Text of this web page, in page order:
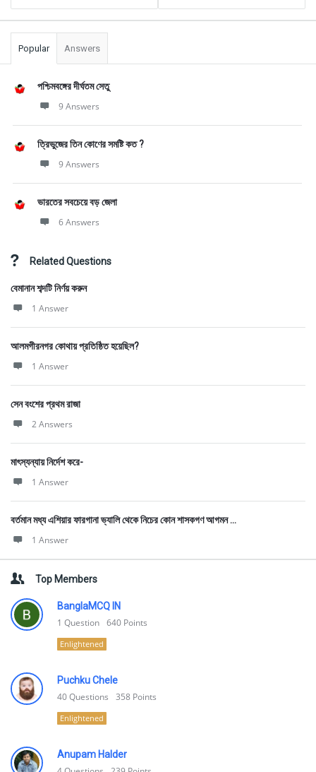
Popular Answers
পশ্চিমবঙ্গের দীর্ঘতম সেতু
9 Answers
ত্রিভুজের তিন কোণের সমষ্টি কত ?
9 Answers
ভারতের সবচেয়ে বড় জেলা
6 Answers
Related Questions
বেমানান শব্দটি নির্ণয় করুন
1 Answer
আলমগীরনগর কোথায় প্রতিষ্ঠিত হয়েছিল?
1 Answer
সেন বংশের প্রথম রাজা
2 Answers
মাৎস্যন্যায় নির্দেশ করে-
1 Answer
বর্তমান মধ্য এশিয়ার ফারগানা ভ্যালি থেকে নিচের কোন শাসকগণ আগমন ...
1 Answer
Top Members
BanglaMCQ IN
1 Question 640 Points
Enlightened
Puchku Chele
40Questions 358 Points
Enlightened
Anupam Halder